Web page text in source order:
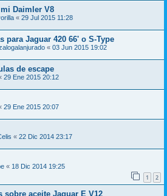
Daimler V8
« 29 Jul 2015 11:28
para Jaguar 420 66' o S-Type
« 03 Jun 2015 19:02
de escape
29 Ene 2015 20:12
29 Ene 2015 20:07
« 22 Dic 2014 23:17
« 18 Dic 2014 19:25
1 2
sobre aceite Jaguar E V12